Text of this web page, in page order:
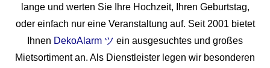
lange und werten Sie Ihre Hochzeit, Ihren Geburtstag,
oder einfach nur eine Veranstaltung auf. Seit 2001 bietet
Ihnen DekoAlarm ツ ein ausgesuchtes und großes
Mietsortiment an. Als Dienstleister legen wir besonderen